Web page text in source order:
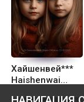
Хайшенвей***
Haishenwai